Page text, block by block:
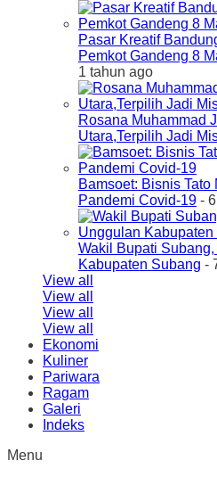
Pasar Kreatif
Pemkot Gandeng 8
1 tahun ago
Rosana Muhammad
Utara,Terpilih Jadi
Bamsoet: Bisnis
Pandemi Covid-19 -
Wakil Bupati
Kabupaten Subang -
View all
View all
View all
View all
Ekonomi
Kuliner
Pariwara
Ragam
Galeri
Indeks
Menu